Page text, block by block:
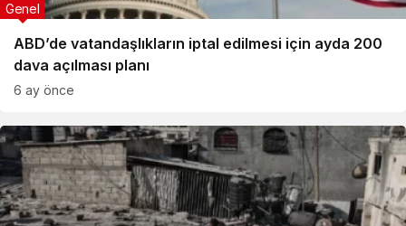
ABD’de vatandaşlıkların iptal edilmesi için ayda 200
dava açılması planı
Genel
6 ay önce